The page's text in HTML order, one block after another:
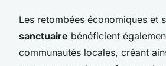
Les retombées économiques et
sanctuaire bénéficient
communautés locales, créant